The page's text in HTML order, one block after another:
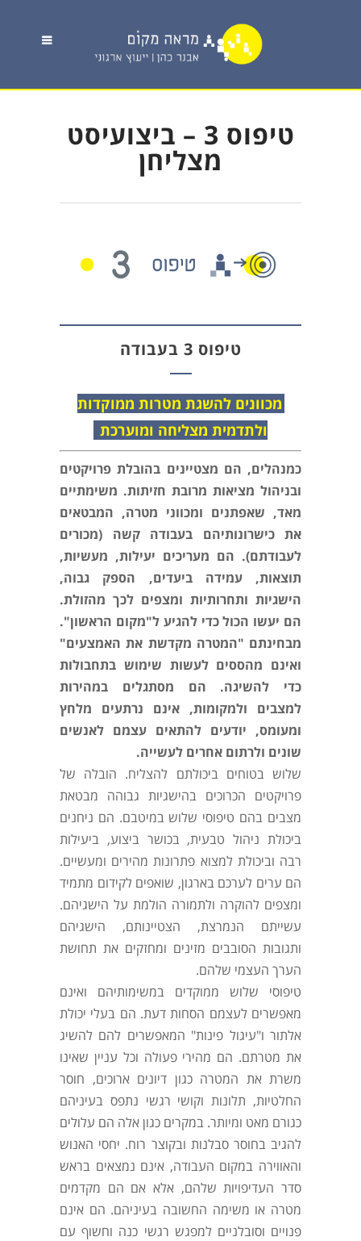
טיפוס 3 – ביצועיסט
מצליחן
טיפוס 3 בעבודה
מכוונים להשגת מטרות ממוקדות
ולתדמית מצליחה ומוערכת
כמנהלים, הם מצטיינים בהובלת פרויקטים
ובניהול מציאות מרובת חזיתות. משימתיים
מאד, שאפתנים ומכווני מטרה, המבטאים
את כישרונותיהם בעבודה קשה (מכורים
לעבודתם). הם מעריכים יעילות, מעשיות,
תוצאות, עמידה ביעדים, הספק גבוה,
הישגיות ותחרותיות ומצפים לכך מהזולת.
הם יעשו הכול כדי להגיע ל"מקום הראשון".
מבחינתם "המטרה מקדשת את האמצעים"
ואינם מהססים לעשות שימוש בתחבולות
כדי להשיגה. הם מסתגלים במהירות
למצבים ולמקומות, אינם נרתעים מלחץ
ומעומס, יודעים להתאים עצמם לאנשים
שונים ולרתום אחרים לעשייה.
שלוש בטוחים ביכולתם להצליח. הובלה של
פרויקטים הכרוכים בהישגיות גבוהה מבטאת
מצבים בהם טיפוסי שלוש במיטבם. הם ניחנים
ביכולת ניהול טבעית, בכושר ביצוע, ביעילות
רבה וביכולת למצוא פתרונות מהירים ומעשיים.
הם ערים לערכם בארגון, שואפים לקידום מתמיד
ומצפים להוקרה ולתמורה הולמת על הישגיהם.
עשייתם הנמרצת, הצטיינותם, הישגיהם
ותגובות הסובבים מזינים ומחזקים את תחושת
הערך העצמי שלהם.
טיפוסי שלוש ממוקדים במשימותיהם ואינם
מאפשרים לעצמם הסחות דעת. הם בעלי יכולת
אלתור ו"עיגול פינות" המאפשרים להם להשיג
את מטרתם. הם מהירי פעולה וכל עניין שאינו
משרת את המטרה כגון דיונים ארוכים, חוסר
החלטיות, תלונות וקושי רגשי נתפס בעיניהם
כגורם מאט ומיותר. במקרים כגון אלה הם עלולים
להגיב בחוסר סבלנות ובקוצר רוח. יחסי האנוש
והאווירה במקום העבודה, אינם נמצאים בראש
סדר העדיפויות שלהם, אלא אם הם מקדמים
מטרה או משימה החשובה בעיניהם. הם אינם
פנויים וסובלניים למפגש רגשי כנה וחשוף עם